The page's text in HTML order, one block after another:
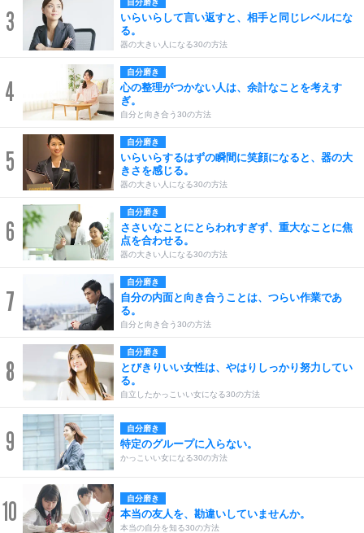
3
いらいらして言い返すと、相手と同じレベルにな
る。
器の大きい人になる30の方法
4
自分磨き
心の整理がつかない人は、余計なことを考えす
ぎ。
自分と向き合う30の方法
5
自分磨き
いらいらするはずの瞬間に笑顔になると、器の大
きさを感じる。
器の大きい人になる30の方法
6
自分磨き
ささいなことにとらわれすぎず、重大なことに焦
点を合わせる。
器の大きい人になる30の方法
7
自分磨き
自分の内面と向き合うことは、つらい作業であ
る。
自分と向き合う30の方法
8
自分磨き
とびきりいい女性は、やはりしっかり努力してい
る。
自立したかっこいい女になる30の方法
9 自分磨き
特定のグループに入らない。
かっこいい女になる30の方法
10 自分磨き
本当の友人を、勘違いしていませんか。
本当の自分を知る30の方法